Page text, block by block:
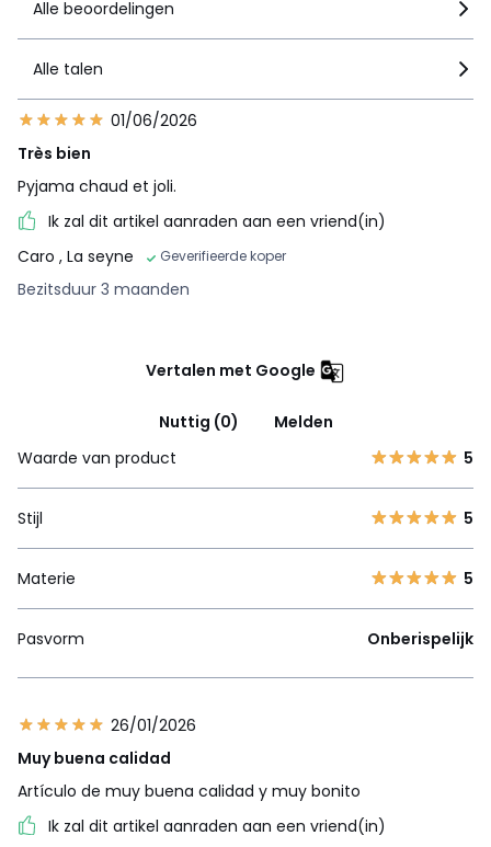
Alle beoordelingen
Alle talen
01/06/2026
Très bien
Pyjama chaud et joli.
Ik zal dit artikel aanraden aan een vriend(in)
Caro , La seyne Geverifieerde koper
Bezitsduur 3 maanden
Vertalen met Google
Nuttig (0)
Melden
Waarde van product
5
Stijl 5
Materie 5
Pasvorm Onberispelijk
26/01/2026
Muy buena calidad
Artículo de muy buena calidad y muy bonito
Ik zal dit artikel aanraden aan een vriend(in)